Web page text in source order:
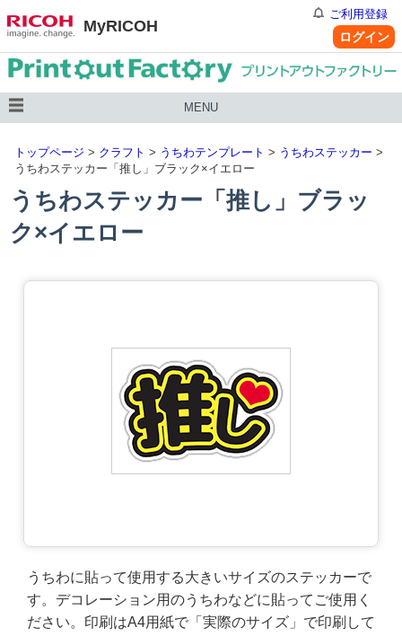
MyRICOH
ご利用登録
ログイン
MENU
トップページ > クラフト > うちわテンプレート > うちわステッカー >
うちわステッカー「推し」ブラック×イエロー
うちわステッカー「推し」ブラッ
ク×イエロー
うちわに貼って使用する大きいサイズのステッカーで
す。デコレーション用のうちわなどに貼ってご使用く
ださい。印刷はA4用紙で「実際のサイズ」で印刷して